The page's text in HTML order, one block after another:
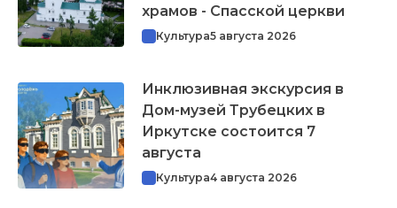
храмов - Спасской церкви
Культура5 августа 2026
Инклюзивная экскурсия в
Дом-музей Трубецких в
Иркутске состоится 7
августа
Культура4 августа 2026